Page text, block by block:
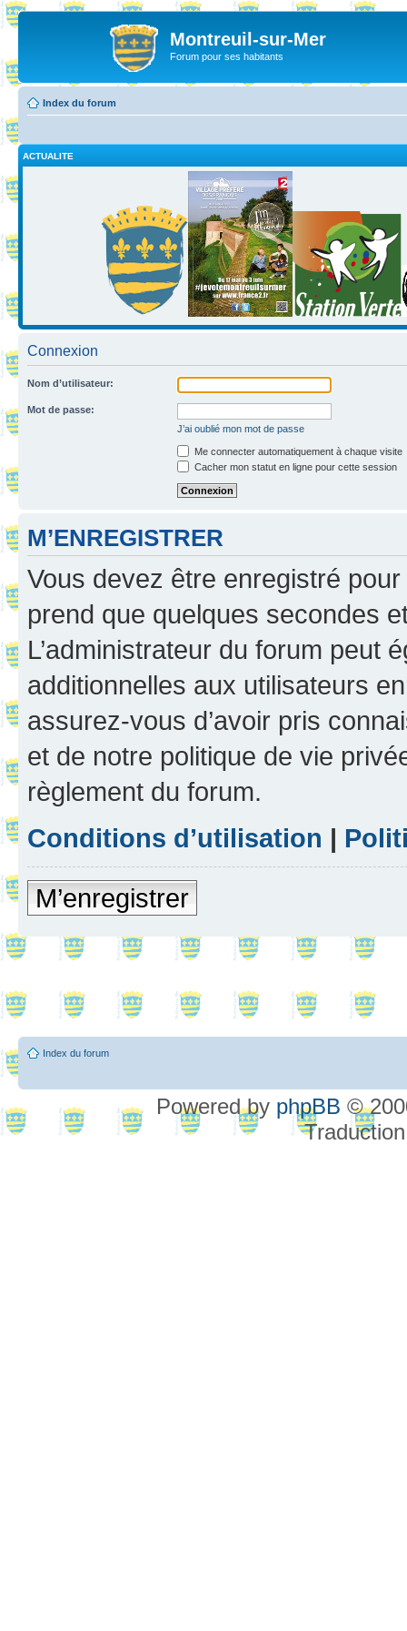
Montreuil-sur-Mer
Forum pour ses habitants
Index du forum
ACTUALITE
Connexion
Nom d’utilisateur:
Mot de passe:
J’ai oublié mon mot de passe
Me connecter automatiquement à chaque visite
Cacher mon statut en ligne pour cette session
M’ENREGISTRER
Vous devez être enregistré
prend que quelques secondes
L’administrateur du forum peut
additionnelles aux utilisateurs
assurez-vous d’avoir pris
et de notre politique de vie
règlement du forum.
Conditions d’utilisation |
M’enregistrer
Index du forum
Powered by phpBB ©